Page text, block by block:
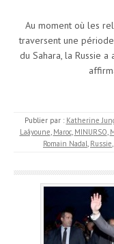
Au moment où les
traversent une
du Sahara, la Russie
Publier par : Katherine
Laâyoune, Maroc, MINURSO,
Romain Nadal, Russie,